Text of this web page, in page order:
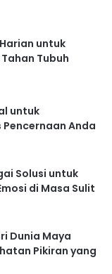
untuk
Tubuh
untuk
Anda
Solusi untuk
di Masa Sulit
Dunia Maya
Pikiran yang